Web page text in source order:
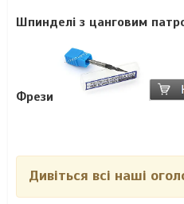
Шпинделі з цанговим
Фрези
Дивіться всі наші